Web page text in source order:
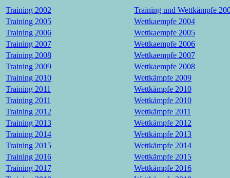
Training 2002
Training und Wettkämpfe
Training 2005
Wettkaempfe 2004
Training 2006
Wettkaempfe 2005
Training 2007
Wettkaempfe 2006
Training 2008
Wettkaempfe 2007
Training 2009
Wettkaempfe 2008
Training 2010
Wettkämpfe 2009
Training 2011
Wettkämpfe 2010
Training 2011
Wettkämpfe 2010
Training 2012
Wettkämpfe 2011
Training 2013
Wettkämpfe 2012
Training 2014
Wettkämpfe 2013
Training 2015
Wettkämpfe 2014
Training 2016
Wettkämpfe 2015
Training 2017
Wettkämpfe 2016